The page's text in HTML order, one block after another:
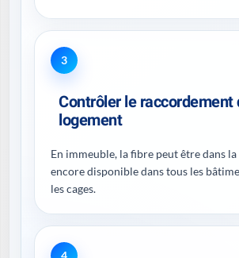
3
Contrôler le raccordement
logement
En immeuble, la fibre peut être dans la
encore disponible dans tous les
les cages.
4